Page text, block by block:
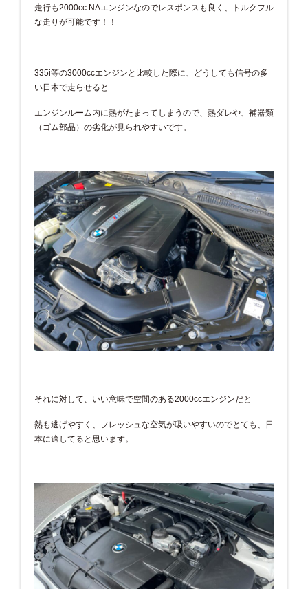
走行も2000cc NAエンジンなのでレスポンスも良く、トルクフル
な走りが可能です！！
335i等の3000ccエンジンと比較した際に、どうしても信号の多
い日本で走らせると
エンジンルーム内に熱がたまってしまうので、熱ダレや、補器類
（ゴム部品）の劣化が見られやすいです。
それに対して、いい意味で空間のある2000ccエンジンだと
熱も逃げやすく、フレッシュな空気が吸いやすいのでとても、日
本に適してると思います。